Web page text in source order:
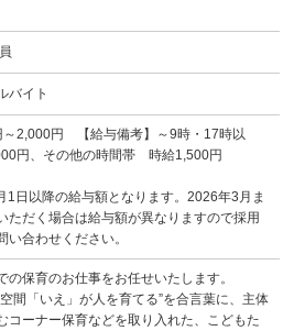
バイト
～2,000円 【給与備考】～9時・17時以
円、その他の時間帯 時給1,500円
日以降の給与額となります。2026年3月ま
ただく場合は給与額が異なりますので採用
い合わせください。
の保育のお仕事をお任せいたします。
間「いえ」が人を育てる”を合言葉に、主体
コーナー保育などを取り入れた、こどもた